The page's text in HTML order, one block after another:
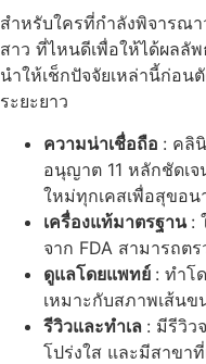
สำหรับใครที่กำลังพิจารณา
สาว ที่ไหนดีเพื่อให้ได้ผลลั
นำให้เช็กปัจจัยเหล่านี้ก่อ
ระยะยาว
ความน่าเชื่อถือ : คลิ
อนุญาต 11 หลักชัดเ
ใหม่ทุกเคสเพื่อสุขอน
เครื่องแท้มาตรฐาน :
จาก FDA สามารถต
ดูแลโดยแพทย์ : ทำโ
เหมาะกับสภาพเส้น
รีวิวและทำเล : มีรีวิว
โปร่งใส และมีสาขา